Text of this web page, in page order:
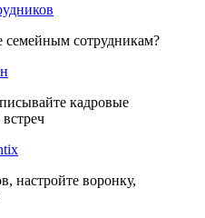
семейным сотрудникам?
кадровые
настройте воронку,